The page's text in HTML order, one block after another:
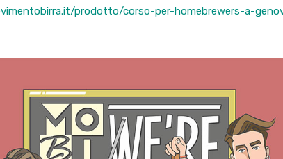
prodotto/corso-per-homebrewers-a-